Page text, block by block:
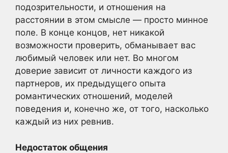
подозрительности, и отношения на
расстоянии в этом смысле — просто минное
поле. В конце концов, нет никакой
возможности проверить, обманывает вас
любимый человек или нет. Во многом
доверие зависит от личности каждого из
партнеров, их предыдущего опыта
романтических отношений, моделей
поведения и, конечно же, от того, насколько
каждый из них ревнив.
Недостаток общения